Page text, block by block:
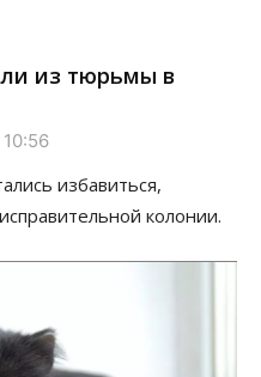
из тюрьмы в
избавиться,
колонии.